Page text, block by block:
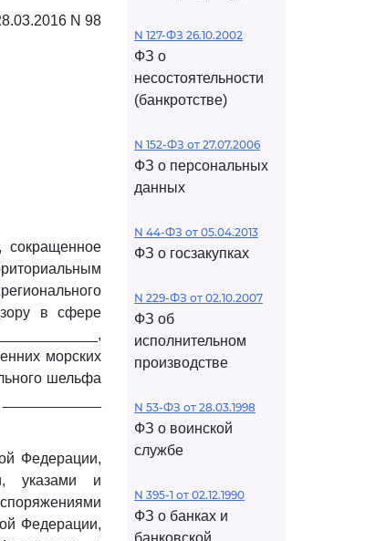
N 98
сокращенное
в сфере
морских
шельфа
Федерации,
указами и
Федерации,
N 127-ФЗ 26.10.2002
ФЗ о
несостоятельности
(банкротстве)
N 152-ФЗ от 27.07.2006
ФЗ о персональных
данных
N 44-ФЗ от 05.04.2013
ФЗ о госзакупках
N 229-ФЗ от 02.10.2007
ФЗ об
исполнительном
производстве
N 53-ФЗ от 28.03.1998
ФЗ о воинской
службе
N 395-1 от 02.12.1990
ФЗ о банках и
банковской